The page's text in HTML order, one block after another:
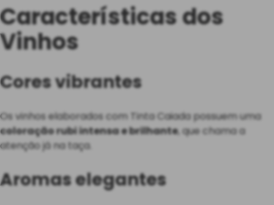
Características dos
Vinhos
Cores vibrantes
Os vinhos elaborados com Tinta Caiada possuem uma
coloração rubi intensa e brilhante, que chama a
atenção já na taça.
Aromas elegantes